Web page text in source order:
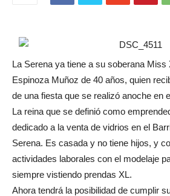
La Serena ya tiene a su soberana Miss
Espinoza Muñoz de 40 años, quien
de una fiesta que se realizó anoche en
La reina que se definió como
dedicado a la venta de vidrios en el
Serena. Es casada y no tiene hijos, y
actividades laborales con el modelaje
siempre vistiendo prendas XL.
Ahora tendrá la posibilidad de cumplir